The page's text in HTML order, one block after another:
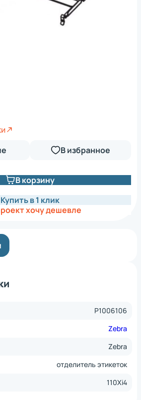
В избранное
В корзину
Купить в 1 клик
хочу дешевле
P1006106
Zebra
Zebra
отделитель этикеток
110Xi4